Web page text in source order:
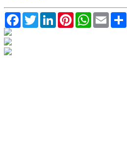
FacebookTwitterLinkedInPinterestWhatsApp
Email